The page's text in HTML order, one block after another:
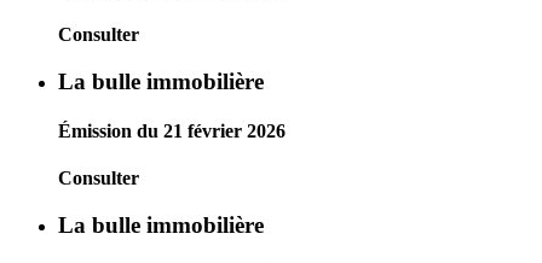
Consulter
La bulle immobilière
Émission du 21 février 2026
Consulter
La bulle immobilière